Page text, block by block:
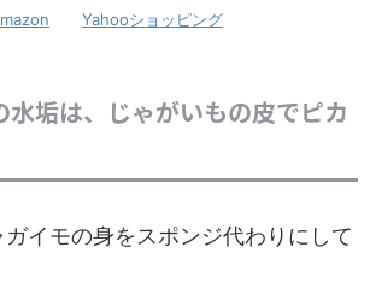
Yahooショッピング
水垢は、じゃがいもの皮でピカ
イモの身をスポンジ代わりにして